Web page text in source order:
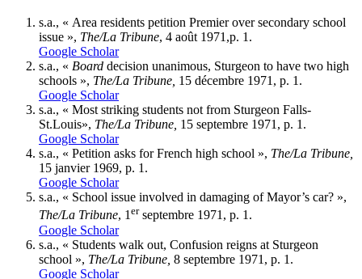
s.a., « Area residents petition Premier over secondary school
issue », The/La Tribune, 4 août 1971,p. 1.
Google Scholar
s.a., « Board decision unanimous, Sturgeon to have two high
schools », The/La Tribune, 15 décembre 1971, p. 1.
Google Scholar
s.a., « Most striking students not from Sturgeon Falls-
St.Louis», The/La Tribune, 15 septembre 1971, p. 1.
Google Scholar
s.a., « Petition asks for French high school », The/La Tribune,
15 janvier 1969, p. 1.
Google Scholar
s.a., « School issue involved in damaging of Mayor’s car? »,
The/La Tribune, 1erseptembre 1971, p. 1.
Google Scholar
s.a., « Students walk out, Confusion reigns at Sturgeon
school », The/La Tribune 8 septembre 1971, p. 1.
Google Scholar